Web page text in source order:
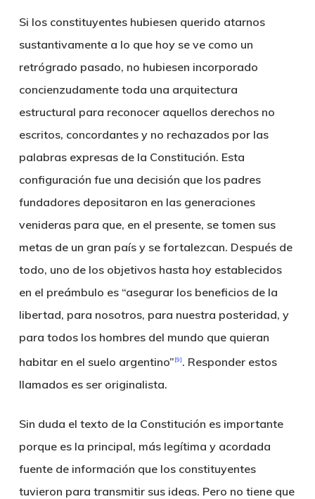
Si los constituyentes hubiesen querido atarnos
sustantivamente a lo que hoy se ve como un
retrógrado pasado, no hubiesen incorporado
concienzudamente toda una arquitectura
estructural para reconocer aquellos derechos no
escritos, concordantes y no rechazados por las
palabras expresas de la Constitución. Esta
configuración fue una decisión que los padres
fundadores depositaron en las generaciones
venideras para que, en el presente, se tomen sus
metas de un gran país y se fortalezcan. Después de
todo, uno de los objetivos hasta hoy establecidos
en el preámbulo es “asegurar los beneficios de la
libertad, para nosotros, para nuestra posteridad, y
para todos los hombres del mundo que quieran
habitar en el suelo argentino” [9] . Responder estos
llamados es ser originalista.
Sin duda el texto de la Constitución es importante
porque es la principal, más legítima y acordada
fuente de información que los constituyentes
tuvieron para transmitir sus ideas. Pero no tiene que